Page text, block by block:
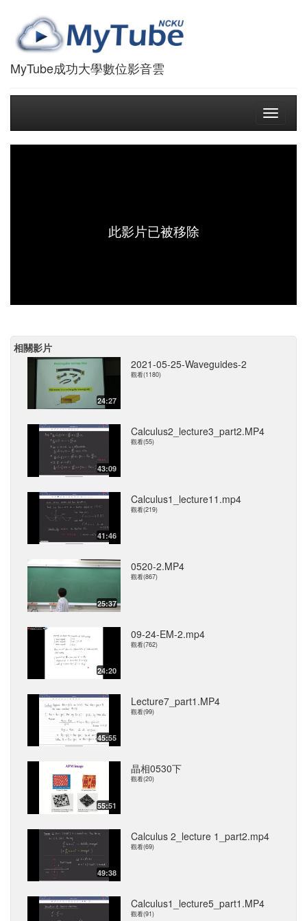
MyTube成功大學數位影音雲
Toggle
此影片已被移除
相關影片
24:27
2021-05-25-Waveguides-2
觀看(1180)
43:09
Calculus2_lecture3_part2.MP4
觀看(55)
41:46
Calculus1_lecture11.mp4
觀看(219)
25:37
0520-2.MP4
觀看(867)
24:20
09-24-EM-2.mp4
觀看(762)
45:55
Lecture7_part1.MP4
觀看(99)
55:51
晶相0530下
觀看(20)
49:38
Calculus 2_lecture 1_part2.mp4
觀看(69)
Calculus1_lecture5_part1.MP4
觀看(91)